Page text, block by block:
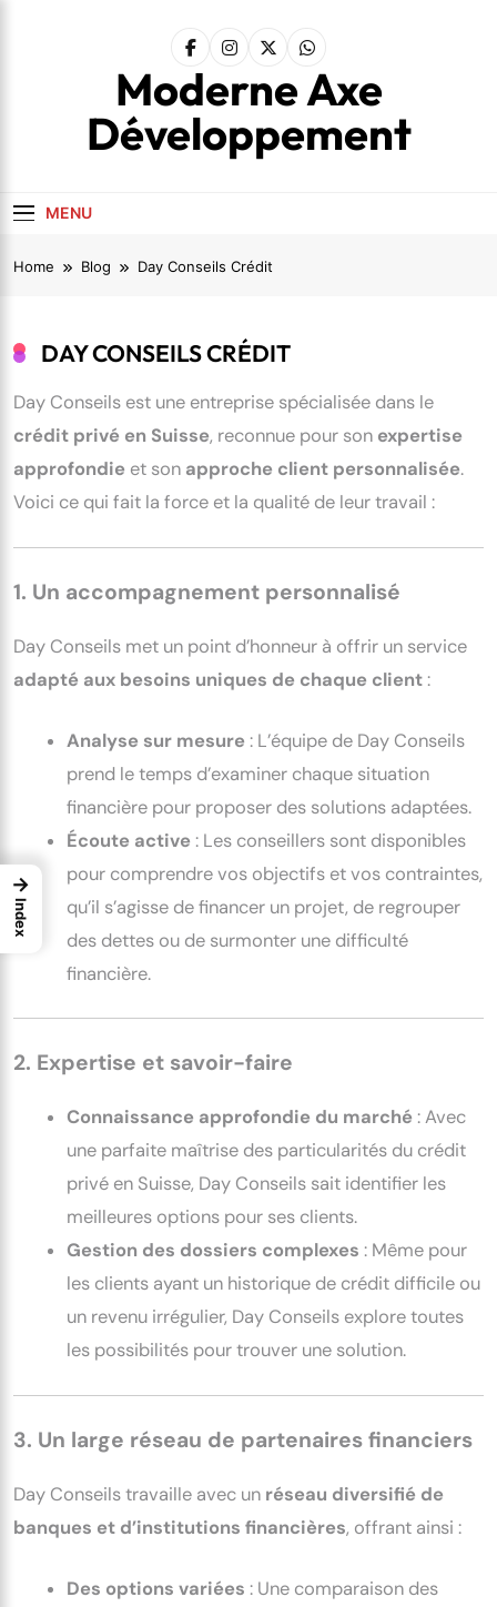
Moderne Axe
Développement
MENU
Home Blog Day Conseils Crédit
DAY CONSEILS CRÉDIT
Day Conseils est une entreprise spécialisée dans le
crédit privé en Suisse, reconnue pour son expertise
approfondie et son approche client personnalisée.
Voici ce qui fait la force et la qualité de leur travail :
1. Un accompagnement personnalisé
Day Conseils met un point d’honneur à offrir un service
adapté aux besoins uniques de chaque client :
Analyse sur mesure : L’équipe de Day Conseils
prend le temps d’examiner chaque situation
financière pour proposer des solutions adaptées.
Écoute active : Les conseillers sont disponibles
pour comprendre vos objectifs et vos contraintes,
qu’il s’agisse de financer un projet, de regrouper
des dettes ou de surmonter une difficulté
financière.
2. Expertise et savoir-faire
Connaissance approfondie du marché : Avec
une parfaite maîtrise des particularités du crédit
privé en Suisse, Day Conseils sait identifier les
meilleures options pour ses clients.
Gestion des dossiers complexes : Même pour
les clients ayant un historique de crédit difficile ou
un revenu irrégulier, Day Conseils explore toutes
les possibilités pour trouver une solution.
3. Un large réseau de partenaires financiers
Day Conseils travaille avec un réseau diversifié de
banques et d’institutions financières, offrant ainsi :
Des options variées : Une comparaison des
→
Index